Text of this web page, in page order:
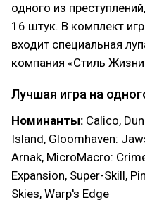
одного из
16 штук. В комплект
входит специальная
компания «Стиль
Лучшая игра на
Номинанты: Calico,
Island, Gloomhaven:
Arnak, MicroMacro:
Expansion, Super-Skill,
Skies, Warp's Edge